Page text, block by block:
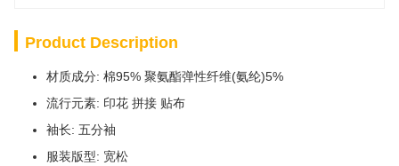
Product Description
材质成分: 棉95% 聚氨酯弹性纤维(氨纶)5%
流行元素: 印花 拼接 贴布
袖长: 五分袖
服装版型: 宽松